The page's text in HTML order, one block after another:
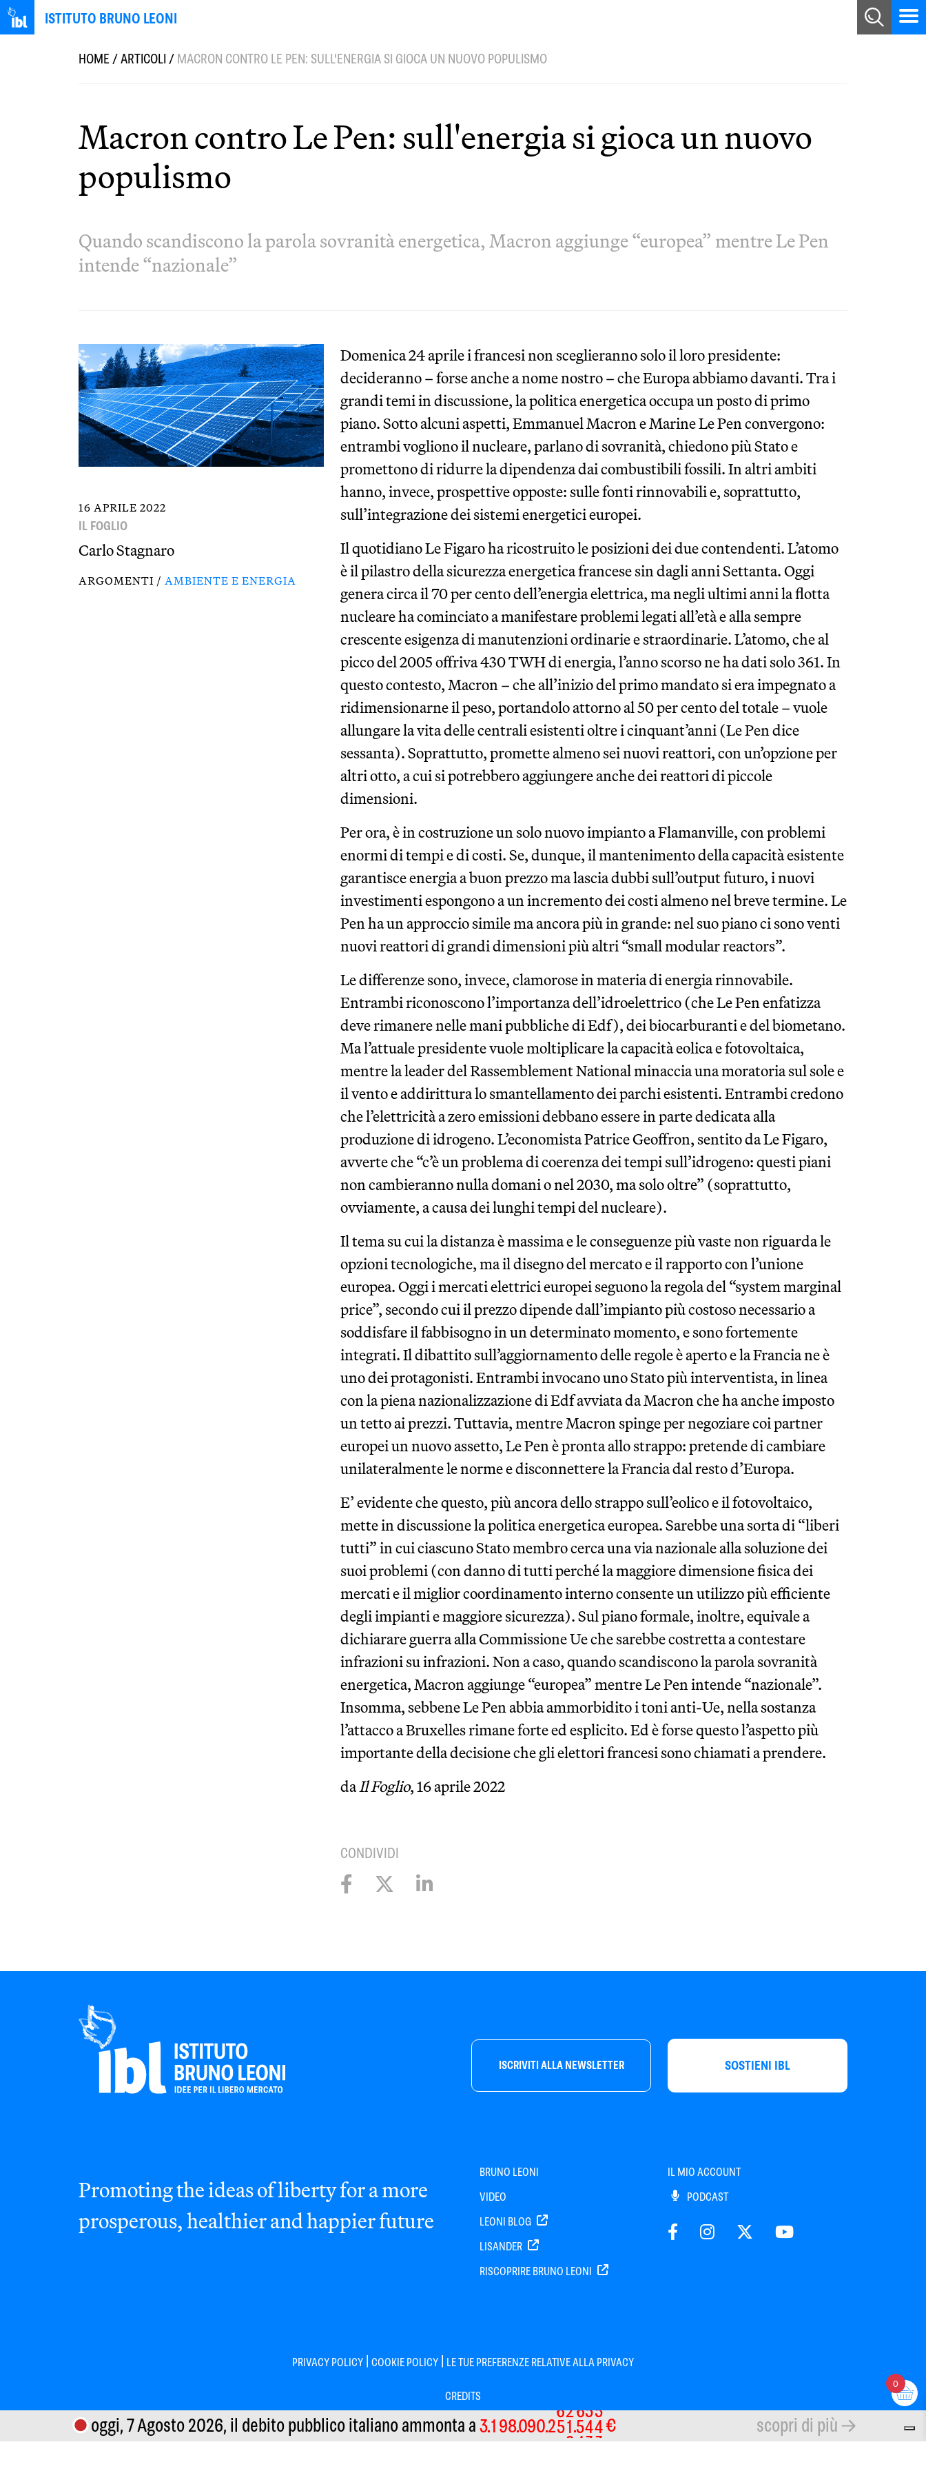
ISTITUTO BRUNO LEONI
HOME/ARTICOLI/MACRON CONTRO LE PEN: SULL'ENERGIA SI GIOCA UN NUOVO POPULISMO
Macron contro Le Pen: sull'energia si gioca un nuovo
populismo
Quando scandiscono la parola sovranità energetica, Macron aggiunge “europea” mentre Le Pen
intende “nazionale”
16 APRILE 2022
IL FOGLIO
Carlo Stagnaro
ARGOMENTI / AMBIENTE E ENERGIA
Domenica 24 aprile i francesi non sceglieranno solo il loro presidente:
decideranno – forse anche a nome nostro – che Europa abbiamo davanti. Tra i
grandi temi in discussione, la politica energetica occupa un posto di primo
piano. Sotto alcuni aspetti, Emmanuel Macron e Marine Le Pen convergono:
entrambi vogliono il nucleare, parlano di sovranità, chiedono più Stato e
promettono di ridurre la dipendenza dai combustibili fossili. In altri ambiti
hanno, invece, prospettive opposte: sulle fonti rinnovabili e, soprattutto,
sull’integrazione dei sistemi energetici europei.
Il quotidiano Le Figaro ha ricostruito le posizioni dei due contendenti. L’atomo
è il pilastro della sicurezza energetica francese sin dagli anni Settanta. Oggi
genera circa il 70 per cento dell’energia elettrica, ma negli ultimi anni la flotta
nucleare ha cominciato a manifestare problemi legati all’età e alla sempre
crescente esigenza di manutenzioni ordinarie e straordinarie. L’atomo, che al
picco del 2005 offriva 430 TWH di energia, l’anno scorso ne ha dati solo 361. In
questo contesto, Macron – che all’inizio del primo mandato si era impegnato a
ridimensionarne il peso, portandolo attorno al 50 per cento del totale – vuole
allungare la vita delle centrali esistenti oltre i cinquant’anni (Le Pen dice
sessanta). Soprattutto, promette almeno sei nuovi reattori, con un’opzione per
altri otto, a cui si potrebbero aggiungere anche dei reattori di piccole
dimensioni.
Per ora, è in costruzione un solo nuovo impianto a Flamanville, con problemi
enormi di tempi e di costi. Se, dunque, il mantenimento della capacità esistente
garantisce energia a buon prezzo ma lascia dubbi sull’output futuro, i nuovi
investimenti espongono a un incremento dei costi almeno nel breve termine. Le
Pen ha un approccio simile ma ancora più in grande: nel suo piano ci sono venti
nuovi reattori di grandi dimensioni più altri “small modular reactors”.
Le differenze sono, invece, clamorose in materia di energia rinnovabile.
Entrambi riconoscono l’importanza dell’idroelettrico (che Le Pen enfatizza
deve rimanere nelle mani pubbliche di Edf), dei biocarburanti e del biometano.
Ma l’attuale presidente vuole moltiplicare la capacità eolica e fotovoltaica,
mentre la leader del Rassemblement National minaccia una moratoria sul sole e
il vento e addirittura lo smantellamento dei parchi esistenti. Entrambi credono
che l’elettricità a zero emissioni debbano essere in parte dedicata alla
produzione di idrogeno. L’economista Patrice Geoffron, sentito da Le Figaro,
avverte che “c’è un problema di coerenza dei tempi sull’idrogeno: questi piani
non cambieranno nulla domani o nel 2030, ma solo oltre” (soprattutto,
ovviamente, a causa dei lunghi tempi del nucleare).
Il tema su cui la distanza è massima e le conseguenze più vaste non riguarda le
opzioni tecnologiche, ma il disegno del mercato e il rapporto con l’unione
europea. Oggi i mercati elettrici europei seguono la regola del “system marginal
price”, secondo cui il prezzo dipende dall’impianto più costoso necessario a
soddisfare il fabbisogno in un determinato momento, e sono fortemente
integrati. Il dibattito sull’aggiornamento delle regole è aperto e la Francia ne è
uno dei protagonisti. Entrambi invocano uno Stato più interventista, in linea
con la piena nazionalizzazione di Edf avviata da Macron che ha anche imposto
un tetto ai prezzi. Tuttavia, mentre Macron spinge per negoziare coi partner
europei un nuovo assetto, Le Pen è pronta allo strappo: pretende di cambiare
unilateralmente le norme e disconnettere la Francia dal resto d’Europa.
E’ evidente che questo, più ancora dello strappo sull’eolico e il fotovoltaico,
mette in discussione la politica energetica europea. Sarebbe una sorta di “liberi
tutti” in cui ciascuno Stato membro cerca una via nazionale alla soluzione dei
suoi problemi (con danno di tutti perché la maggiore dimensione fisica dei
mercati e il miglior coordinamento interno consente un utilizzo più efficiente
degli impianti e maggiore sicurezza). Sul piano formale, inoltre, equivale a
dichiarare guerra alla Commissione Ue che sarebbe costretta a contestare
infrazioni su infrazioni. Non a caso, quando scandiscono la parola sovranità
energetica, Macron aggiunge “europea” mentre Le Pen intende “nazionale”.
Insomma, sebbene Le Pen abbia ammorbidito i toni anti-Ue, nella sostanza
l’attacco a Bruxelles rimane forte ed esplicito. Ed è forse questo l’aspetto più
importante della decisione che gli elettori francesi sono chiamati a prendere.
daIl Foglio, 16 aprile 2022
CONDIVIDI
ISCRIVITI ALLA NEWSLETTER SOSTIENI IBL
Promoting the ideas of liberty for a more
prosperous, healthier and happier future
BRUNO LEONI
VIDEO
LEONI BLOG
LISANDER
RISCOPRIRE BRUNO LEONI
IL MIO ACCOUNT
PODCAST
PRIVACY POLICY | COOKIE POLICY | LE TUE PREFERENZE RELATIVE ALLA PRIVACY
CREDITS
oggi, 7 Agosto 2026,il debito pubblico italianoammonta a3198090262655€ scopri di più
0